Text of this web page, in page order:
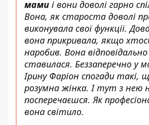
мами і вони доволі гарно
Вона, як староста доволі
виконувала свої функції.
вона прикривала, якщо
наробив. Вона
ставилася. Беззаперечно у
Ірину Фаріон спогади такі,
розумна жінка. І тут з нею
посперечаєшся. Як
вона світило.